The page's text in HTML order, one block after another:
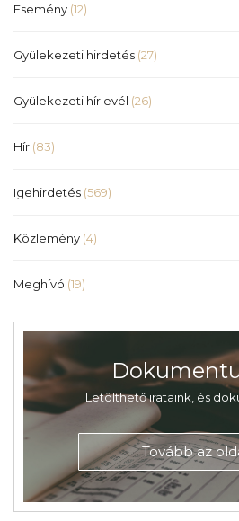
Esemény (12)
Gyülekezeti hirdetés (27)
Gyülekezeti hírlevél (26)
Hír (83)
Igehirdetés (569)
Közlemény (4)
Meghívó (19)
Letölthető irataink, és
Tovább az